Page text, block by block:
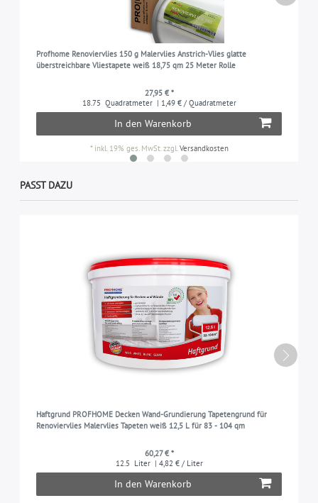
Profhome Renoviervlies 150 g Malervlies Anstrich-Vlies glatte
überstreichbare Vliestapete weiß 18,75 qm 25 Meter Rolle
27,95 € *
18.75 Quadratmeter | 1,49 € / Quadratmeter
In den Warenkorb
* inkl. 19% ges. MwSt. zzgl. Versandkosten
PASST DAZU
Haftgrund PROFHOME Decken Wand-Grundierung Tapetengrund für
Renoviervlies Malervlies Tapeten weiß 12,5 L für 83 - 104 qm
60,27 € *
12.5 Liter | 4,82 € / Liter
In den Warenkorb